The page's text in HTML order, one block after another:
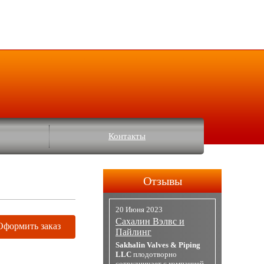
Контакты
заказ
Отзывы
20 Июня 2023
Сахалин Вэлвс и
Пайлинг
Sakhalin Valves & Piping
LLC плодотворно